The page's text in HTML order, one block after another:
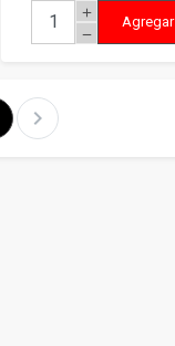
add
remove
Agregar
chevron_right